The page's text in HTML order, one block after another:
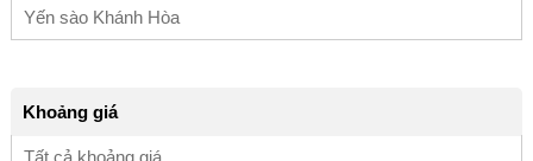
Yến sào Khánh Hòa
Khoảng giá